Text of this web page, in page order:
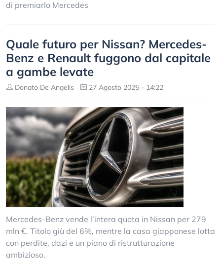
di premiarlo Mercedes
Quale futuro per Nissan? Mercedes-
Benz e Renault fuggono dal capitale
a gambe levate
Donato De Angelis 27 Agosto 2025 - 14:22
Mercedes-Benz vende l’intera quota in Nissan per 279
mln €. Titolo giù del 6%, mentre la casa giapponese lotta
con perdite, dazi e un piano di ristrutturazione
ambizioso.